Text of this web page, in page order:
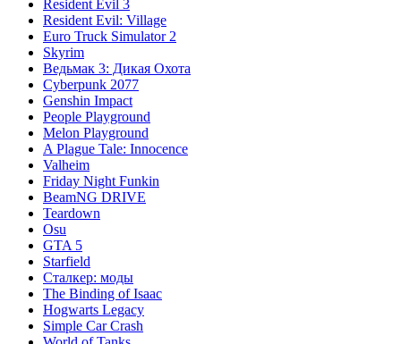
Resident Evil 3
Resident Evil: Village
Euro Truck Simulator 2
Skyrim
Ведьмак 3: Дикая Охота
Cyberpunk 2077
Genshin Impact
People Playground
Melon Playground
A Plague Tale: Innocence
Valheim
Friday Night Funkin
BeamNG DRIVE
Teardown
Osu
GTA 5
Starfield
Сталкер: моды
The Binding of Isaac
Hogwarts Legacy
Simple Car Crash